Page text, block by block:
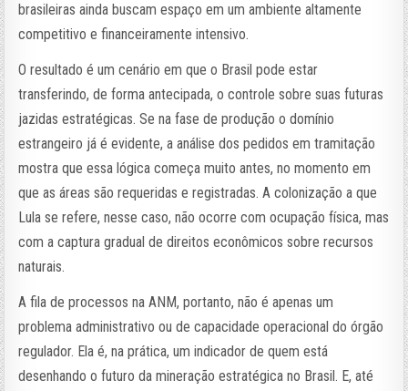
brasileiras ainda buscam espaço em um ambiente altamente
competitivo e financeiramente intensivo.
O resultado é um cenário em que o Brasil pode estar
transferindo, de forma antecipada, o controle sobre suas futuras
jazidas estratégicas. Se na fase de produção o domínio
estrangeiro já é evidente, a análise dos pedidos em tramitação
mostra que essa lógica começa muito antes, no momento em
que as áreas são requeridas e registradas. A colonização a que
Lula se refere, nesse caso, não ocorre com ocupação física, mas
com a captura gradual de direitos econômicos sobre recursos
naturais.
A fila de processos na ANM, portanto, não é apenas um
problema administrativo ou de capacidade operacional do órgão
regulador. Ela é, na prática, um indicador de quem está
desenhando o futuro da mineração estratégica no Brasil. E, até